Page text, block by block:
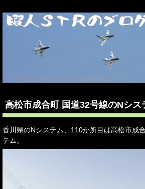
高松市成合町 国道32号線のNシス
香川県のNシステム、110か所目は高松市成
テム。